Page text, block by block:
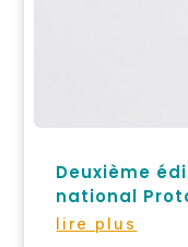
Deuxième
national
lire plus